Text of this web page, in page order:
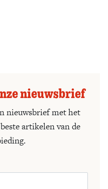
nieuwsbrief
nieuwsbrief met het
artikelen van de